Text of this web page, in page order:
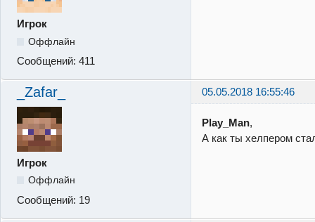
Игрок
Оффлайн
Сообщений: 411
_Zafar_ 05.05.2018 16:55:46
Игрок
Оффлайн
Сообщений: 19
Play_Man,
А как ты хелпером